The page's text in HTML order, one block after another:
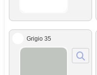
Grigio 35